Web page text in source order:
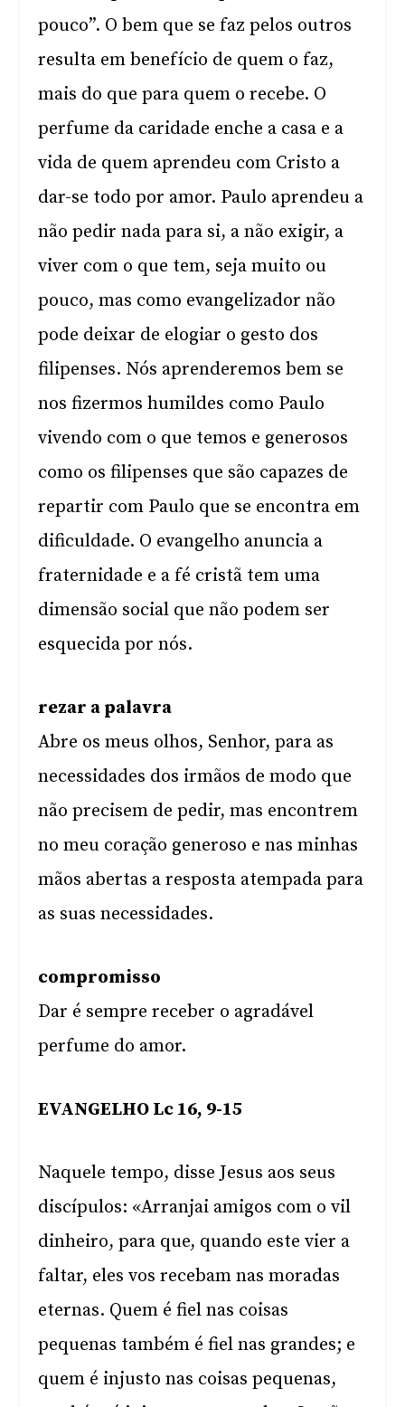
pouco”. O bem que se faz pelos outros
resulta em benefício de quem o faz,
mais do que para quem o recebe. O
perfume da caridade enche a casa e a
vida de quem aprendeu com Cristo a
dar-se todo por amor. Paulo aprendeu a
não pedir nada para si, a não exigir, a
viver com o que tem, seja muito ou
pouco, mas como evangelizador não
pode deixar de elogiar o gesto dos
filipenses. Nós aprenderemos bem se
nos fizermos humildes como Paulo
vivendo com o que temos e generosos
como os filipenses que são capazes de
repartir com Paulo que se encontra em
dificuldade. O evangelho anuncia a
fraternidade e a fé cristã tem uma
dimensão social que não podem ser
esquecida por nós.
rezar a palavra
Abre os meus olhos, Senhor, para as
necessidades dos irmãos de modo que
não precisem de pedir, mas encontrem
no meu coração generoso e nas minhas
mãos abertas a resposta atempada para
as suas necessidades.
compromisso
Dar é sempre receber o agradável
perfume do amor.
EVANGELHO Lc 16, 9-15
Naquele tempo, disse Jesus aos seus
discípulos: «Arranjai amigos com o vil
dinheiro, para que, quando este vier a
faltar, eles vos recebam nas moradas
eternas. Quem é fiel nas coisas
pequenas também é fiel nas grandes; e
quem é injusto nas coisas pequenas,